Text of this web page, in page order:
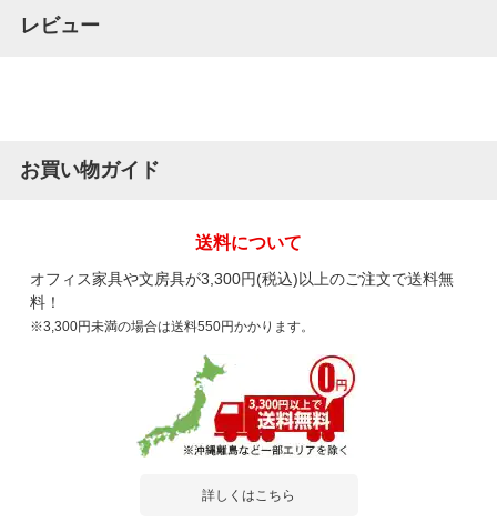
レビュー
お買い物ガイド
送料について
オフィス家具や文房具が3,300円(税込)以上のご注文で送料無
料！
※3,300円未満の場合は送料550円かかります。
詳しくはこちら